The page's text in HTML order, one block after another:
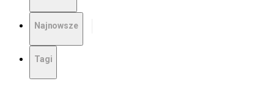
Najnowsze
Tagi